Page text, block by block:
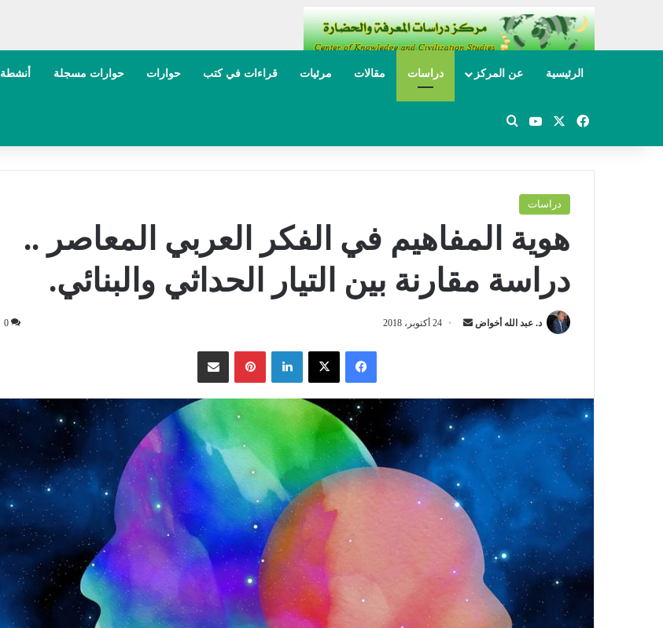
الرئيسية عن المركز دراسات مقالات مرئيات قراءات في كتب حوارات حوارات مسجلة أنشطة
فيسبوك ‫YouTube
دراسات
هوية المفاهيم في الفكر العربي المعاصر ..
دراسة مقارنة بين التيار الحداثي والبنائي.
د. عبد الله أخواض
ب
ر
ي
ل
ر
24 أكتوبر، 2018 0
فيسبوك ‫X لينكدإن بينتيريست